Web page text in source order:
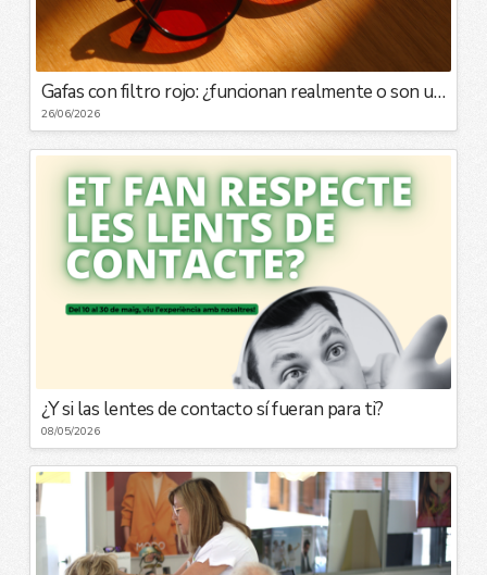
Gafas con filtro rojo: ¿funcionan realmente o son una moda?
26/06/2026
¿Y si las lentes de contacto sí fueran para ti?
08/05/2026